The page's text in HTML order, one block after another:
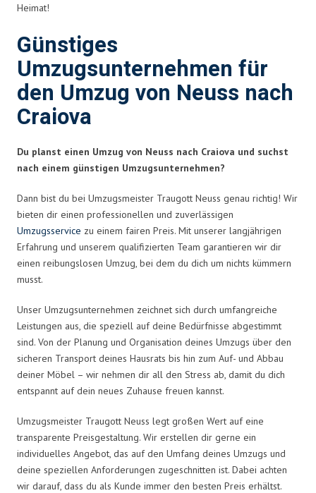
Heimat!
Günstiges
Umzugsunternehmen für
den Umzug von Neuss nach
Craiova
Du planst einen Umzug von Neuss nach Craiova und suchst
nach einem günstigen Umzugsunternehmen?
Dann bist du bei Umzugsmeister Traugott Neuss genau richtig! Wir
bieten dir einen professionellen und zuverlässigen
Umzugsservice zu einem fairen Preis. Mit unserer langjährigen
Erfahrung und unserem qualifizierten Team garantieren wir dir
einen reibungslosen Umzug, bei dem du dich um nichts kümmern
musst.
Unser Umzugsunternehmen zeichnet sich durch umfangreiche
Leistungen aus, die speziell auf deine Bedürfnisse abgestimmt
sind. Von der Planung und Organisation deines Umzugs über den
sicheren Transport deines Hausrats bis hin zum Auf- und Abbau
deiner Möbel – wir nehmen dir all den Stress ab, damit du dich
entspannt auf dein neues Zuhause freuen kannst.
Umzugsmeister Traugott Neuss legt großen Wert auf eine
transparente Preisgestaltung. Wir erstellen dir gerne ein
individuelles Angebot, das auf den Umfang deines Umzugs und
deine speziellen Anforderungen zugeschnitten ist. Dabei achten
wir darauf, dass du als Kunde immer den besten Preis erhältst.